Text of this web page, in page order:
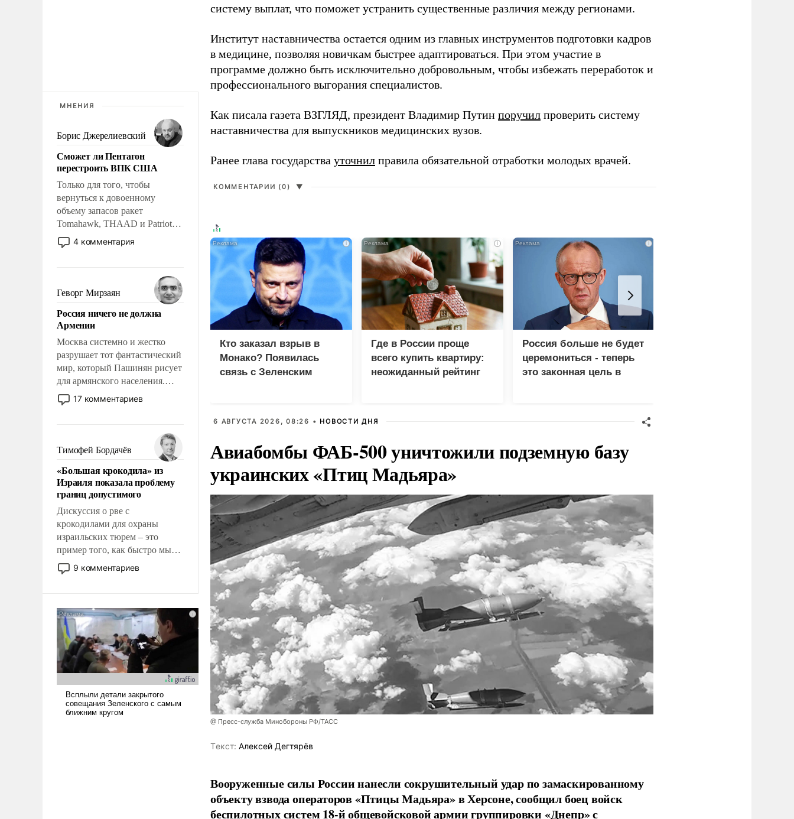
МНЕНИЯ
Борис Джерелиевский
Сможет ли Пентагон
перестроить ВПК США
Только для того, чтобы
вернуться к довоенному
объему запасов ракет
Tomahawk, THAAD и Patriot
США потребуется более трех
лет. Даже небольшая война с
Сложившаяся ситуация
означает многолетний период
уязвимости США, например,
перед Китаем.
4 комментария
Геворг Мирзаян
Россия ничего не должна
Армении
Москва системно и жестко
разрушает тот фантастический
мир, который Пашинян рисует
для армянского населения.
Мир, где политические
прожекты будут безусловно
налогоплательщиков и где
Еревану за свои поступки не
нужно отвечать.
17 комментариев
Тимофей Бордачёв
«Большая крокодила» из
Израиля показала проблему
границ допустимого
Дискуссия о рве с
крокодилами для охраны
израильских тюрем – это
пример того, как быстро мы
двигаемся по пути
революционных изменений.
псевдонаучной фантастики,
стало всерьез обсуждаемой
идеей.
9 комментариев
систему выплат, что поможет устранить существенные различия между регионами.
Институт наставничества остается одним из главных инструментов подготовки кадров
в медицине, позволяя новичкам быстрее адаптироваться. При этом участие в
программе должно быть исключительно добровольным, чтобы избежать переработок и
профессионального выгорания специалистов.
Как писала газета ВЗГЛЯД, президент Владимир Путин поручил проверить систему
наставничества для выпускников медицинских вузов.
Ранее глава государства уточнил правила обязательной отработки молодых врачей.
КОММЕНТАРИИ (0) ▼
i
Кто заказал взрыв в
Монако? Появилась
связь с Зеленским
i
Где в России проще
всего купить квартиру:
неожиданный рейтинг
i
Россия больше не будет
церемониться - теперь
это законная цель в
6 АВГУСТА 2026, 08:26 • НОВОСТИ ДНЯ
Авиабомбы ФАБ-500 уничтожили подземную базу
украинских «Птиц Мадьяра»
@ Пресс-служба Минобороны РФ/ТАСС
Tекст: Алексей Дегтярёв
Вооруженные силы России нанесли сокрушительный удар по замаскированному
объекту взвода операторов «Птицы Мадьяра» в Херсоне, сообщил боец войск
беспилотных систем 18-й общевойсковой армии группировки «Днепр» с